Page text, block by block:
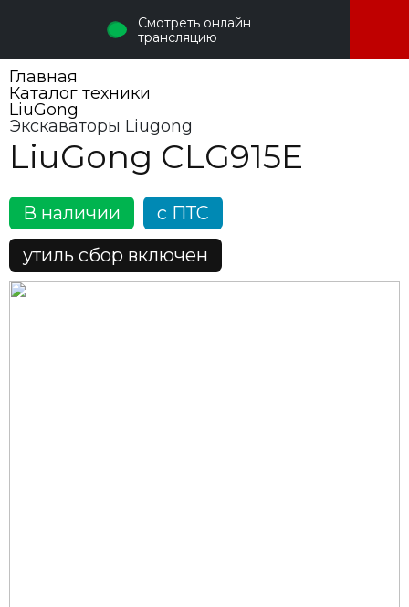
Смотреть онлайн
трансляцию
Главная
Каталог техники
LiuGong
Экскаваторы Liugong
LiuGong CLG915E
В наличии
c ПТС
утиль сбор включен